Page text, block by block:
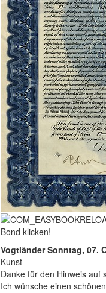
Bond klicken!
VogtländerSonntag, 07.
Kunst
Danke für den Hinweis auf
Ich wünsche einen